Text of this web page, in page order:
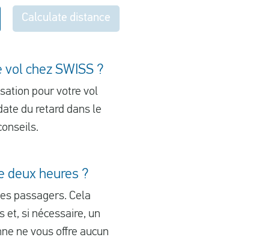
Calculate distance
chez SWISS ?
pour votre vol
du retard dans le
deux heures ?
passagers. Cela
et, si nécessaire, un
ne vous offre aucun